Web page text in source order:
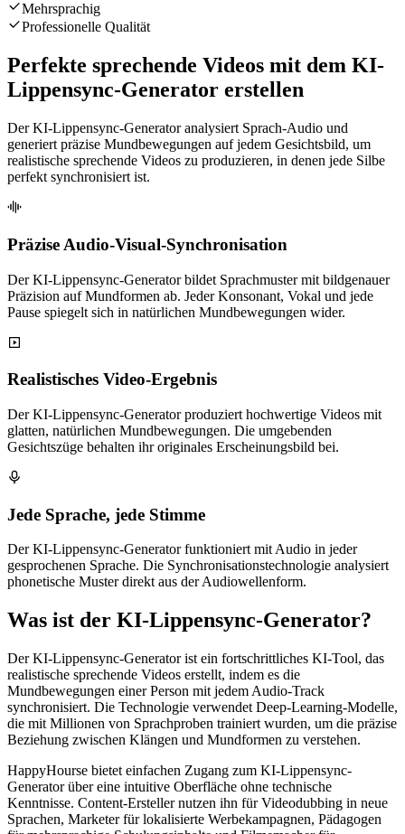
Mehrsprachig
Professionelle Qualität
Perfekte sprechende Videos mit dem KI-
Lippensync-Generator erstellen
Der KI-Lippensync-Generator analysiert Sprach-Audio und
generiert präzise Mundbewegungen auf jedem Gesichtsbild, um
realistische sprechende Videos zu produzieren, in denen jede Silbe
perfekt synchronisiert ist.
Präzise Audio-Visual-Synchronisation
Der KI-Lippensync-Generator bildet Sprachmuster mit bildgenauer
Präzision auf Mundformen ab. Jeder Konsonant, Vokal und jede
Pause spiegelt sich in natürlichen Mundbewegungen wider.
Realistisches Video-Ergebnis
Der KI-Lippensync-Generator produziert hochwertige Videos mit
glatten, natürlichen Mundbewegungen. Die umgebenden
Gesichtszüge behalten ihr originales Erscheinungsbild bei.
Jede Sprache, jede Stimme
Der KI-Lippensync-Generator funktioniert mit Audio in jeder
gesprochenen Sprache. Die Synchronisationstechnologie analysiert
phonetische Muster direkt aus der Audiowellenform.
Was ist der KI-Lippensync-Generator?
Der KI-Lippensync-Generator ist ein fortschrittliches KI-Tool, das
realistische sprechende Videos erstellt, indem es die
Mundbewegungen einer Person mit jedem Audio-Track
synchronisiert. Die Technologie verwendet Deep-Learning-Modelle,
die mit Millionen von Sprachproben trainiert wurden, um die präzise
Beziehung zwischen Klängen und Mundformen zu verstehen.
HappyHourse bietet einfachen Zugang zum KI-Lippensync-
Generator über eine intuitive Oberfläche ohne technische
Kenntnisse. Content-Ersteller nutzen ihn für Videodubbing in neue
Sprachen, Marketer für lokalisierte Werbekampagnen, Pädagogen